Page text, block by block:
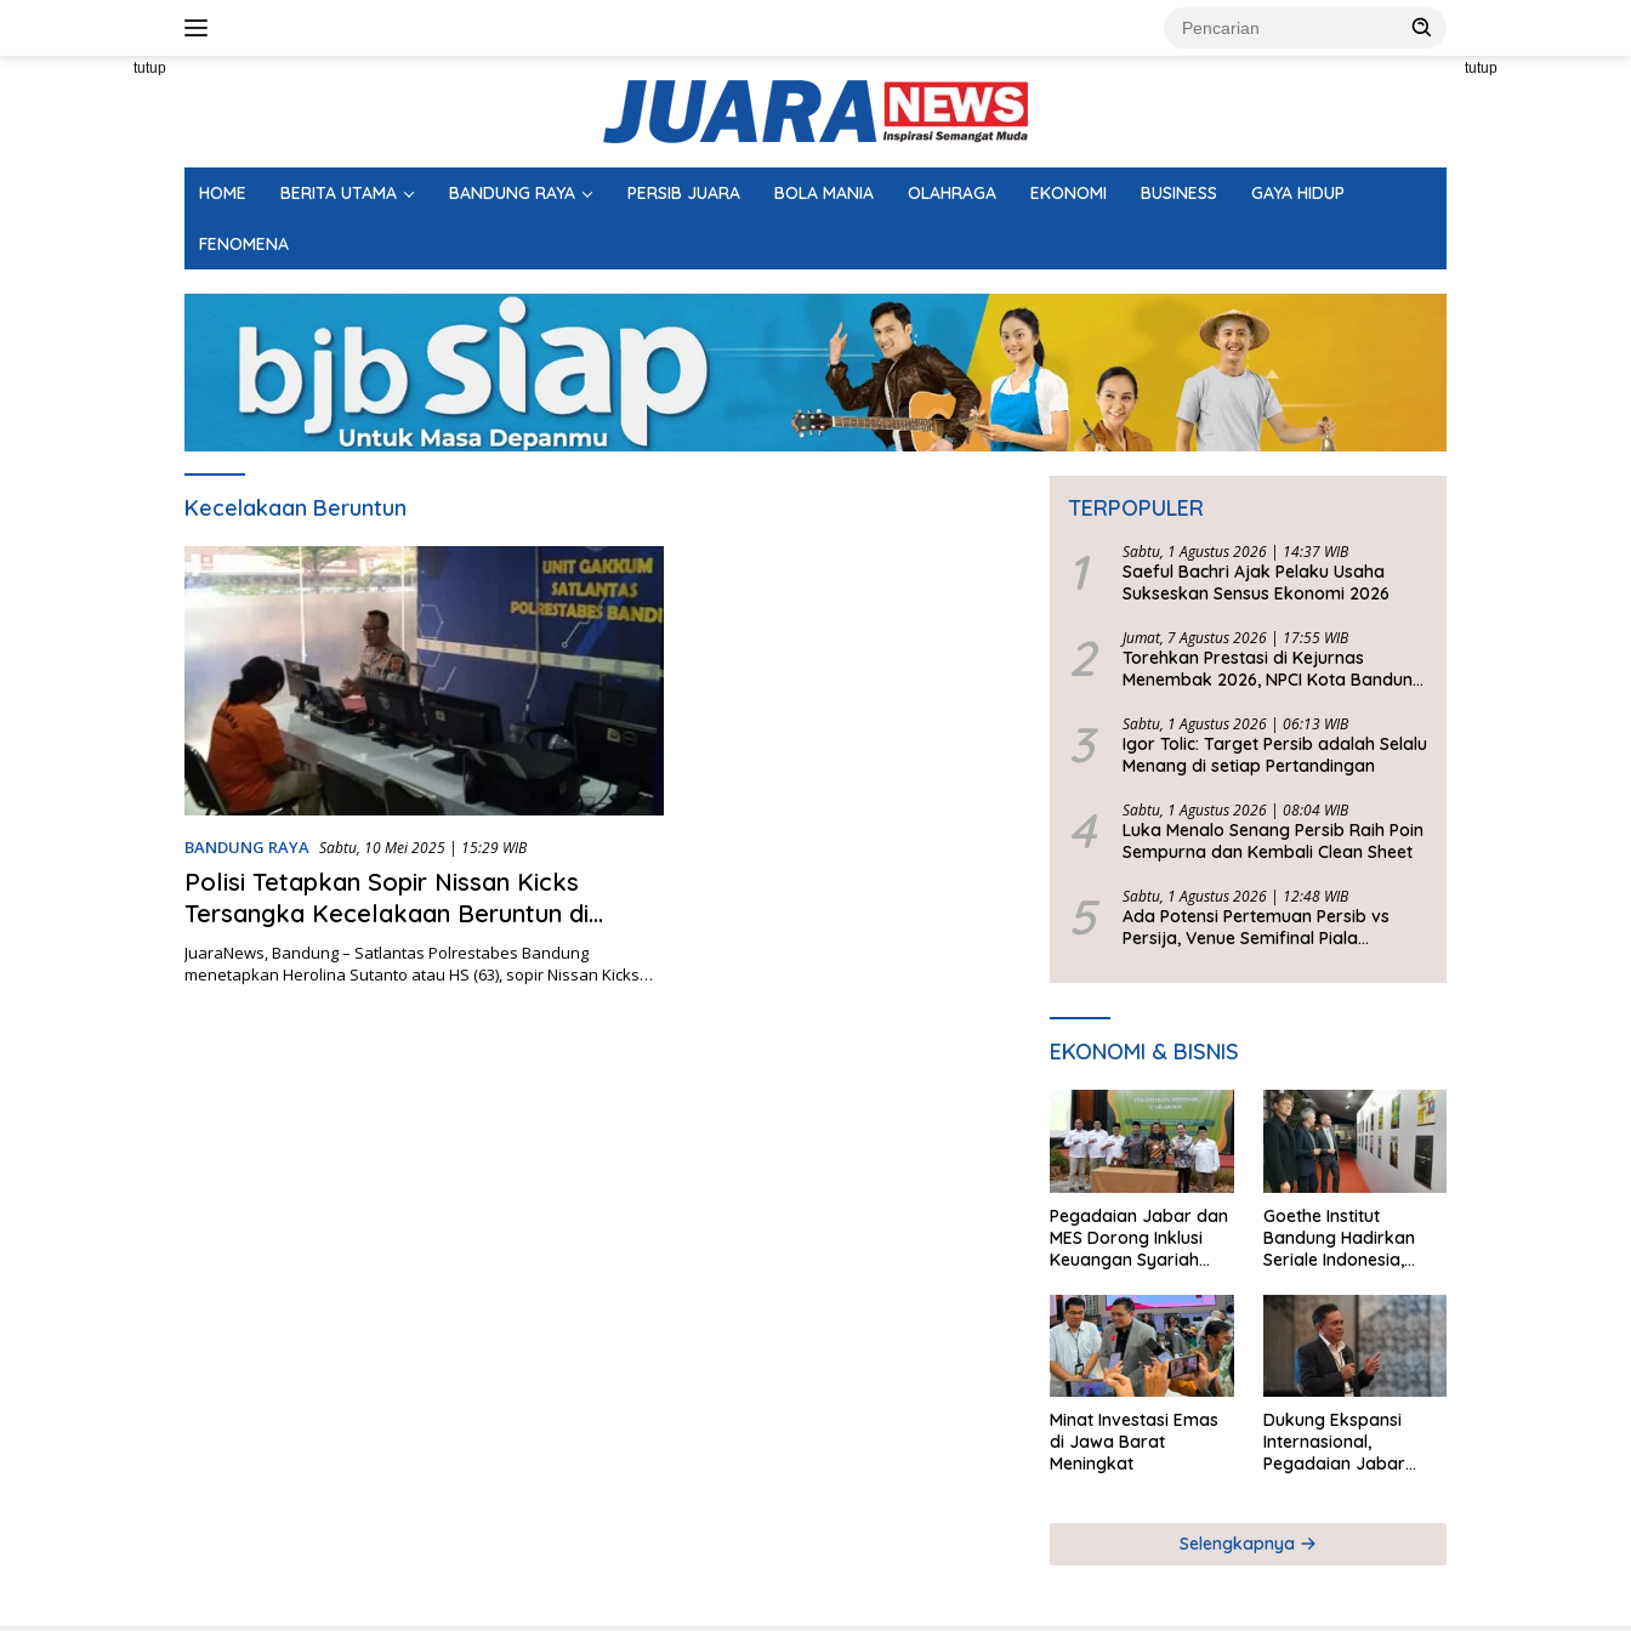
tutup tutup
HOME BERITA UTAMA BANDUNG RAYA PERSIB JUARA BOLA MANIA OLAHRAGA EKONOMI BUSINESS GAYA HIDUP
FENOMENA
Kecelakaan Beruntun
BANDUNG RAYA Sabtu, 10 Mei 2025 | 15:29 WIB
Polisi Tetapkan Sopir Nissan Kicks
Tersangka Kecelakaan Beruntun di
Bandung
JuaraNews, Bandung – Satlantas Polrestabes Bandung
menetapkan Herolina Sutanto atau HS (63), sopir Nissan Kicks…
TERPOPULER
1 Sabtu, 1 Agustus 2026 | 14:37 WIB
Saeful Bachri Ajak Pelaku Usaha
Sukseskan Sensus Ekonomi 2026
2 Jumat, 7 Agustus 2026 | 17:55 WIB
Torehkan Prestasi di Kejurnas
Menembak 2026, NPCI Kota Bandung
3 Sabtu, 1 Agustus 2026 | 06:13 WIB
Igor Tolic: Target Persib adalah Selalu
Menang di setiap Pertandingan
4 Sabtu, 1 Agustus 2026 | 08:04 WIB
Luka Menalo Senang Persib Raih Poin
Sempurna dan Kembali Clean Sheet
5 Sabtu, 1 Agustus 2026 | 12:48 WIB
Ada Potensi Pertemuan Persib vs
Persija, Venue Semifinal Piala
EKONOMI & BISNIS
Pegadaian Jabar dan
MES Dorong Inklusi
Keuangan Syariah
UMKM
Goethe Institut
Bandung Hadirkan
Seriale Indonesia,
Global Industri Serial
Minat Investasi Emas
di Jawa Barat
Meningkat
Dukung Ekspansi
Internasional,
Pegadaian Jabar
Pegadaian Timor
Leste
Selengkapnya